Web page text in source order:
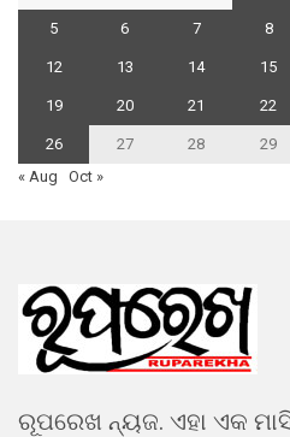
5 6 7 8
12 13 14 15
19 20 21 22
26 27 28 29
« Aug
Oct »
ରୂପରେଖ ନ୍ୟଜ. ଏହା ଏକ